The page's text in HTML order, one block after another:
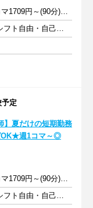
1コマ1189円～(60分)／1コマ1709円～(90分) ※準備報告手当込み
週1日以上 1日1時間以上 シフト自由・自己申告
定
】夏だけの短期勤務
OK★週1コマ～◎
1コマ1189円～(60分)／1コマ1709円～(90分) ※準備報告手当込み
週1日以上 1日1時間以上 シフト自由・自己申告